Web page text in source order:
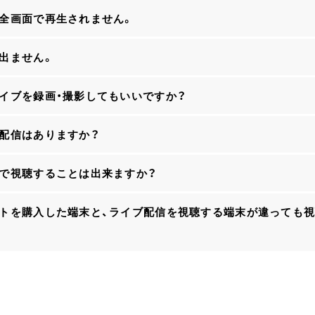
画面で再生されません。
ません。
ブを録画・撮影してもいいですか？
信はありますか？
視聴することは出来ますか？
を購入した端末と、ライブ配信を視聴する端末が違っても